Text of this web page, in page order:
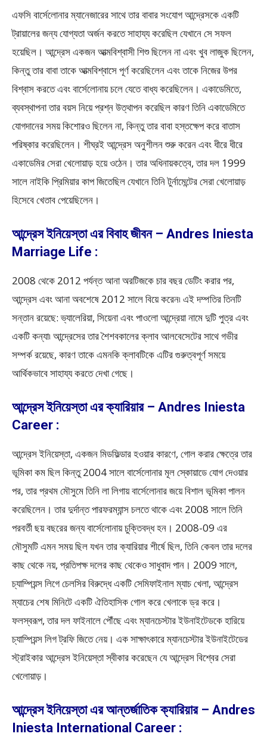
এফসি বার্সেলোনার ম্যানেজারের সাথে তার বাবার সংযোগ আন্দ্রেসকে একটি
ট্রায়ালের জন্য যোগ্যতা অর্জন করতে সাহায্য করেছিল যেখানে সে সফল
হয়েছিল। আন্দ্রেস একজন আত্মবিশ্বাসী শিশু ছিলেন না এবং খুব লাজুক ছিলেন,
কিন্তু তার বাবা তাকে আত্মবিশ্বাসে পূর্ণ করেছিলেন এবং তাকে নিজের উপর
বিশ্বাস করতে এবং বার্সেলোনায় চলে যেতে বাধ্য করেছিলেন। একাডেমিতে,
ব্যবস্থাপনা তার বয়স নিয়ে প্রশ্ন উত্থাপন করেছিল কারণ তিনি একাডেমিতে
যোগদানের সময় কিশোরও ছিলেন না, কিন্তু তার বাবা হস্তক্ষেপ করে বাতাস
পরিষ্কার করেছিলেন। শীঘ্রই আন্দ্রেস অনুশীলন শুরু করেন এবং ধীরে ধীরে
একাডেমির সেরা খেলোয়াড় হয়ে ওঠেন। তার অধিনায়কত্বে, তার দল 1999
সালে নাইকি প্রিমিয়ার কাপ জিতেছিল যেখানে তিনি টুর্নামেন্টের সেরা খেলোয়াড়
হিসেবে খেতাব পেয়েছিলেন।
আন্দ্রেস ইনিয়েস্তা এর বিবাহ জীবন – Andres Iniesta
Marriage Life :
2008 থেকে 2012 পর্যন্ত আনা অরটিজকে চার বছর ডেটিং করার পর,
আন্দ্রেস এবং আনা অবশেষে 2012 সালে বিয়ে করেন৷ এই দম্পতির তিনটি
সন্তান রয়েছে: ভ্যালেরিয়া, সিয়েনা এবং পাওলো আন্দ্রেয়া নামে দুটি পুত্র এবং
একটি কন্যা৷ আন্দ্রেসের তার শৈশবকালের ক্লাব আলবেসেটের সাথে গভীর
সম্পর্ক রয়েছে, কারণ তাকে এমনকি ক্লাবটিকে এটির গুরুত্বপূর্ণ সময়ে
আর্থিকভাবে সাহায্য করতে দেখা গেছে।
আন্দ্রেস ইনিয়েস্তা এর ক্যারিয়ার – Andres Iniesta
Career :
আন্দ্রেস ইনিয়েস্তা, একজন মিডফিল্ডার হওয়ার কারণে, গোল করার ক্ষেত্রে তার
ভূমিকা কম ছিল কিন্তু 2004 সালে বার্সেলোনার মূল স্কোয়াডে যোগ দেওয়ার
পর, তার প্রথম মৌসুমে তিনি লা লিগায় বার্সেলোনার জয়ে বিশাল ভূমিকা পালন
করেছিলেন। তার দুর্দান্ত পারফরম্যান্স চলতে থাকে এবং 2008 সালে তিনি
পরবর্তী ছয় বছরের জন্য বার্সেলোনায় চুক্তিবদ্ধ হন। 2008-09 এর
মৌসুমটি এমন সময় ছিল যখন তার ক্যারিয়ার শীর্ষে ছিল, তিনি কেবল তার দলের
কাছ থেকে নয়, প্রতিপক্ষ দলের কাছ থেকেও সাধুবাদ পান। 2009 সালে,
চ্যাম্পিয়ন্স লিগে চেলসির বিরুদ্ধে একটি সেমিফাইনাল ম্যাচ খেলা, আন্দ্রেস
ম্যাচের শেষ মিনিটে একটি ঐতিহাসিক গোল করে খেলাকে ড্র করে।
ফলস্বরূপ, তার দল ফাইনালে পৌঁছে এবং ম্যানচেস্টার ইউনাইটেডকে হারিয়ে
চ্যাম্পিয়ন্স লিগ ট্রফি জিতে নেয়। এক সাক্ষাৎকারে ম্যানচেস্টার ইউনাইটেডের
স্ট্রাইকার আন্দ্রেস ইনিয়েস্তা স্বীকার করেছেন যে আন্দ্রেস বিশ্বের সেরা
খেলোয়াড়।
আন্দ্রেস ইনিয়েস্তা এর আন্তর্জাতিক ক্যারিয়ার – Andres
Iniesta International Career :